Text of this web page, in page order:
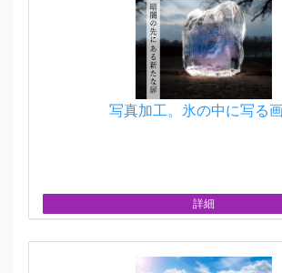
写真加工。氷の中に写る
詳細